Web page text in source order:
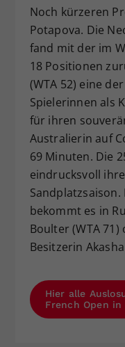
Noch kürzeren
Potapova. Die
fand mit der im
18 Positionen
(WTA 52) eine
Spielerinnen als
für ihren
Australierin auf
69 Minuten. Die
eindrucksvoll
bekommt es in
Boulter (WTA
Besitzerin
Hier alle
French Open in